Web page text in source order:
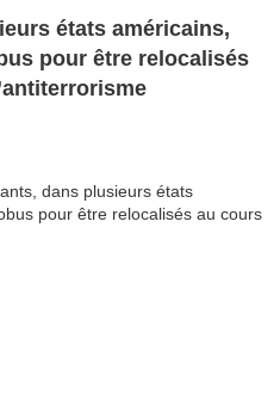
états américains,
pour être relocalisés